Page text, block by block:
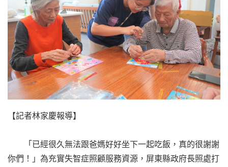
【記者林家慶報導】
「已經很久無法跟爸媽好好坐下一起吃飯，真的很謝謝
你們！」為充實失智症照顧服務資源，屏東縣政府長照處打